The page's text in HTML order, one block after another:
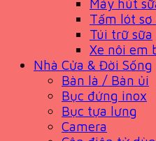
Máy hút
Tấm lót sơ
Túi trữ sữa
Xe nôi em
Nhà Cửa & Đời Sống
Bàn là / Bàn ủi
Bục đứng inox
Bục tựa lưng
Camera